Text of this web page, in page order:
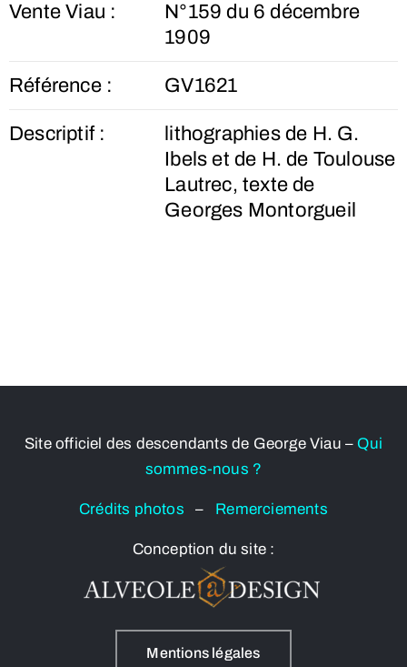
Vente Viau :
N°159 du 6 décembre
1909
Référence : GV1621
Descriptif :
lithographies de H. G.
Ibels et de H. de Toulouse
Lautrec, texte de
Georges Montorgueil
Site officiel des descendants de George Viau – Qui
sommes-nous ?
Crédits photos– Remerciements
Conception du site :
Mentions légales